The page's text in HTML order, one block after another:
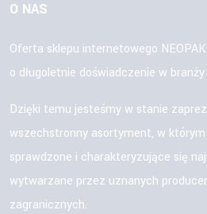
O NAS
Oferta sklepu internetowego
o długoletnie doświadczenie w
Dzięki temu jesteśmy w stanie
wszechstronny asortyment, w którym
sprawdzone i charakteryzujące się
wytwarzane przez uznanych
zagranicznych.